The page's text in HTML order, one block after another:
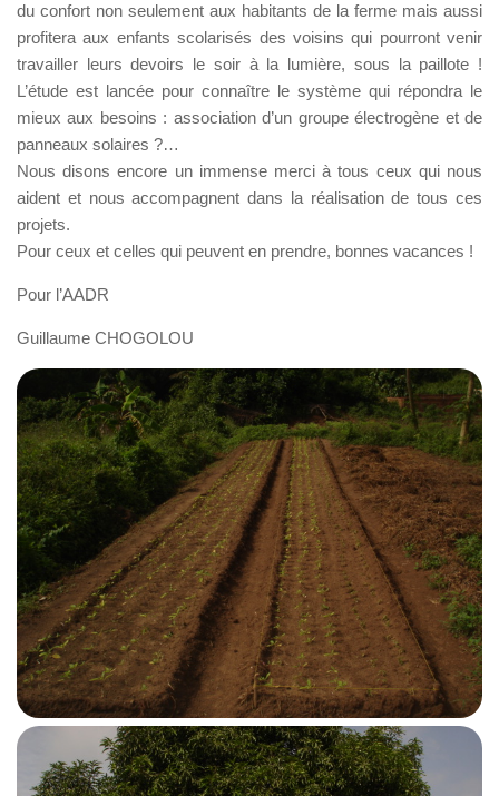
du confort non seulement aux habitants de la ferme mais aussi
profitera aux enfants scolarisés des voisins qui pourront venir
travailler leurs devoirs le soir à la lumière, sous la paillote !
L’étude est lancée pour connaître le système qui répondra le
mieux aux besoins : association d’un groupe électrogène et de
panneaux solaires ?…
Nous disons encore un immense merci à tous ceux qui nous
aident et nous accompagnent dans la réalisation de tous ces
projets.
Pour ceux et celles qui peuvent en prendre, bonnes vacances !
Pour l’AADR
Guillaume CHOGOLOU